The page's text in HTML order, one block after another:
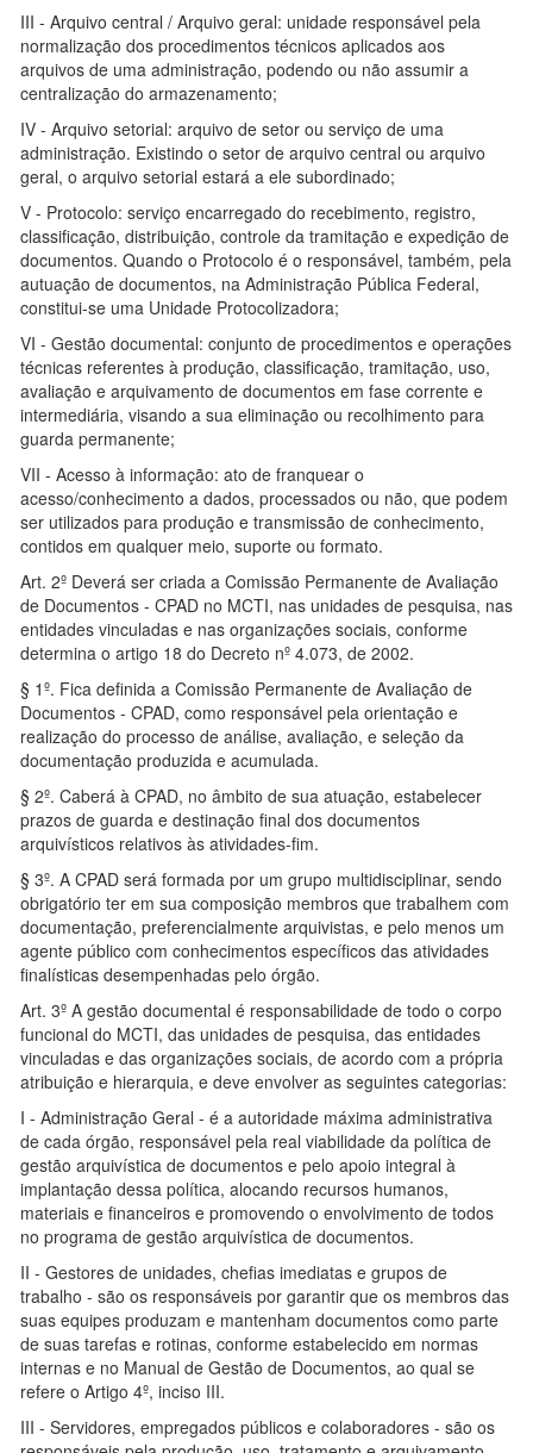
III - Arquivo central / Arquivo geral: unidade responsável pela
normalização dos procedimentos técnicos aplicados aos
arquivos de uma administração, podendo ou não assumir a
centralização do armazenamento;
IV - Arquivo setorial: arquivo de setor ou serviço de uma
administração. Existindo o setor de arquivo central ou arquivo
geral, o arquivo setorial estará a ele subordinado;
V - Protocolo: serviço encarregado do recebimento, registro,
classificação, distribuição, controle da tramitação e expedição de
documentos. Quando o Protocolo é o responsável, também, pela
autuação de documentos, na Administração Pública Federal,
constitui-se uma Unidade Protocolizadora;
VI - Gestão documental: conjunto de procedimentos e operações
técnicas referentes à produção, classificação, tramitação, uso,
avaliação e arquivamento de documentos em fase corrente e
intermediária, visando a sua eliminação ou recolhimento para
guarda permanente;
VII - Acesso à informação: ato de franquear o
acesso/conhecimento a dados, processados ou não, que podem
ser utilizados para produção e transmissão de conhecimento,
contidos em qualquer meio, suporte ou formato.
Art. 2º Deverá ser criada a Comissão Permanente de Avaliação
de Documentos - CPAD no MCTI, nas unidades de pesquisa, nas
entidades vinculadas e nas organizações sociais, conforme
determina o artigo 18 do Decreto nº 4.073, de 2002.
§ 1º. Fica definida a Comissão Permanente de Avaliação de
Documentos - CPAD, como responsável pela orientação e
realização do processo de análise, avaliação, e seleção da
documentação produzida e acumulada.
§ 2º. Caberá à CPAD, no âmbito de sua atuação, estabelecer
prazos de guarda e destinação final dos documentos
arquivísticos relativos às atividades-fim.
§ 3º. A CPAD será formada por um grupo multidisciplinar, sendo
obrigatório ter em sua composição membros que trabalhem com
documentação, preferencialmente arquivistas, e pelo menos um
agente público com conhecimentos específicos das atividades
finalísticas desempenhadas pelo órgão.
Art. 3º A gestão documental é responsabilidade de todo o corpo
funcional do MCTI, das unidades de pesquisa, das entidades
vinculadas e das organizações sociais, de acordo com a própria
atribuição e hierarquia, e deve envolver as seguintes categorias:
I - Administração Geral - é a autoridade máxima administrativa
de cada órgão, responsável pela real viabilidade da política de
gestão arquivística de documentos e pelo apoio integral à
implantação dessa política, alocando recursos humanos,
materiais e financeiros e promovendo o envolvimento de todos
no programa de gestão arquivística de documentos.
II - Gestores de unidades, chefias imediatas e grupos de
trabalho - são os responsáveis por garantir que os membros das
suas equipes produzam e mantenham documentos como parte
de suas tarefas e rotinas, conforme estabelecido em normas
internas e no Manual de Gestão de Documentos, ao qual se
refere o Artigo 4º, inciso III.
III - Servidores, empregados públicos e colaboradores - são os